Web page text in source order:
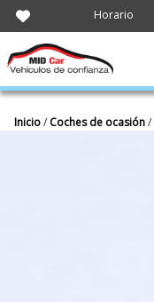
Horario
Inicio/ Coches de ocasión/